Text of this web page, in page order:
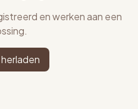
en werken aan een